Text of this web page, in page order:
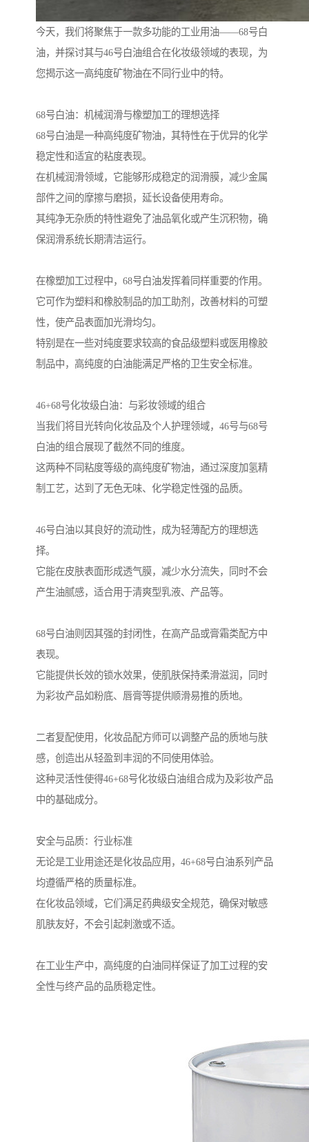
今天，我们将聚焦于一款多功能的工业用油——68号白
油，并探讨其与46号白油组合在化妆级领域的表现，为
您揭示这一高纯度矿物油在不同行业中的特。
68号白油：机械润滑与橡塑加工的理想选择
68号白油是一种高纯度矿物油，其特性在于优异的化学
稳定性和适宜的粘度表现。
在机械润滑领域，它能够形成稳定的润滑膜，减少金属
部件之间的摩擦与磨损，延长设备使用寿命。
其纯净无杂质的特性避免了油品氧化或产生沉积物，确
保润滑系统长期清洁运行。
在橡塑加工过程中，68号白油发挥着同样重要的作用。
它可作为塑料和橡胶制品的加工助剂，改善材料的可塑
性，使产品表面加光滑均匀。
特别是在一些对纯度要求较高的食品级塑料或医用橡胶
制品中，高纯度的白油能满足严格的卫生安全标准。
46+68号化妆级白油：与彩妆领域的组合
当我们将目光转向化妆品及个人护理领域，46号与68号
白油的组合展现了截然不同的维度。
这两种不同粘度等级的高纯度矿物油，通过深度加氢精
制工艺，达到了无色无味、化学稳定性强的品质。
46号白油以其良好的流动性，成为轻薄配方的理想选
择。
它能在皮肤表面形成透气膜，减少水分流失，同时不会
产生油腻感，适合用于清爽型乳液、产品等。
68号白油则因其强的封闭性，在高产品或膏霜类配方中
表现。
它能提供长效的锁水效果，使肌肤保持柔滑滋润，同时
为彩妆产品如粉底、唇膏等提供顺滑易推的质地。
二者复配使用，化妆品配方师可以调整产品的质地与肤
感，创造出从轻盈到丰润的不同使用体验。
这种灵活性使得46+68号化妆级白油组合成为及彩妆产品
中的基础成分。
安全与品质：行业标准
无论是工业用途还是化妆品应用，46+68号白油系列产品
均遵循严格的质量标准。
在化妆品领域，它们满足药典级安全规范，确保对敏感
肌肤友好，不会引起刺激或不适。
在工业生产中，高纯度的白油同样保证了加工过程的安
全性与终产品的品质稳定性。